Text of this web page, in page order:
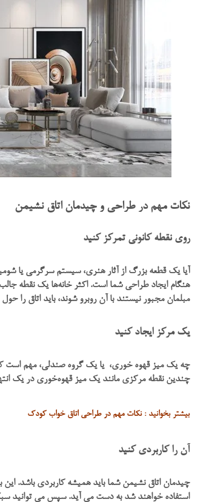
نکات مهم در طراحی و چیدمان اتاق نشیمن
روی نقطه کانونی تمرکز کنید
آیا یک قطعه بزرگ از آثار هنری، سیستم سرگرمی یا
هنگام ایجاد طراحی شما است. اکثر خانه‌ها یک نقطه
مبلمان مجبور نیستند با آن روبرو شوند، باید اتاق را
یک مرکز ایجاد کنید
چه یک میز قهوه خوری، یا یک گروه صندلی، مهم است که
چندین نقطه مرکزی مانند یک میز قهوه‌خوری در یک
بیشتر بخوانید : نکات مهم در طراحی اتاق خواب کودک
آن را کاربردی کنید
چیدمان اتاق نشیمن شما باید همیشه کاربردی باشد. این
استفاده خواهند شد به دست می آید. سپس می توانید